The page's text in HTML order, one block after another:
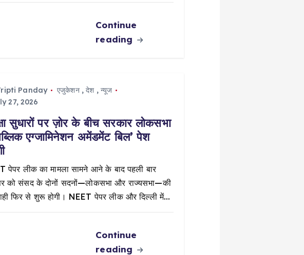
Continue
reading
Panday एजुकेशन,देश ,न्यूज
27, 2026
सुधारों पर ज़ोर के बीच सरकार लोकसभा
एग्जामिनेशन अमेंडमेंट बिल’ पेश
पेपर लीक का मामला सामने आने के बाद पहली बार
को संसद के दोनों सदनों—लोकसभा और राज्यसभा—की
फिर से शुरू होगी। NEET पेपर लीक और दिल्ली में…
Continue
reading